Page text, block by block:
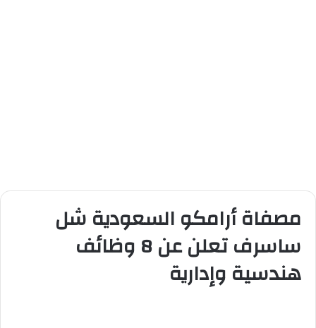
مصفاة أرامكو السعودية شل
ساسرف تعلن عن 8 وظائف
هندسية وإدارية